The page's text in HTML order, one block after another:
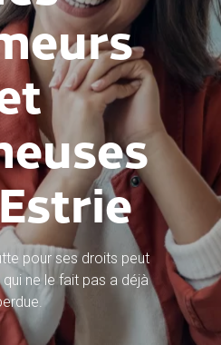
pour ses droits peut
ne le fait pas a déjà